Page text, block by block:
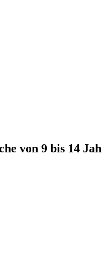
von 9 bis 14